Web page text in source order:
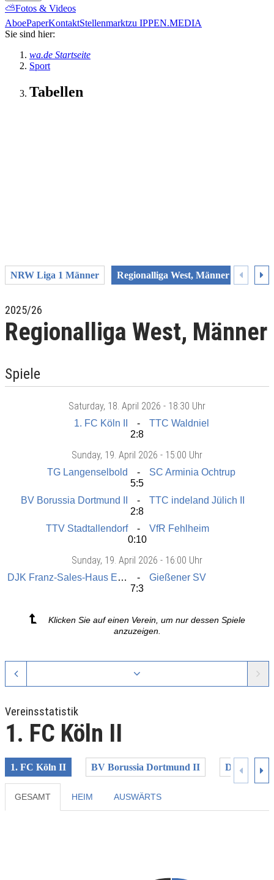
⛅Fotos & Videos
AboePaperKontaktStellenmarktzu IPPEN.MEDIA
Sie sind hier:
wa.de Startseite
Sport
Tabellen
NRW Liga 1 Männer Regionalliga West, Männer LL 1
2025/26
Regionalliga West, Männer
Spiele
Saturday, 18. April 2026 - 18:30 Uhr
1. FC Köln II
TTC Waldniel
2:8
Sunday, 19. April 2026 - 15:00 Uhr
TG Langenselbold
SC Arminia Ochtrup
5:5
BV Borussia Dortmund II
TTC indeland Jülich II
2:8
TTV Stadtallendorf
VfR Fehlheim
0:10
Sunday, 19. April 2026 - 16:00 Uhr
DJK Franz-Sales-Haus Essen
Gießener SV
7:3
Klicken Sie auf einen Verein, um nur dessen Spiele
anzuzeigen.
Vereinsstatistik
1. FC Köln II
1. FC Köln II BV Borussia Dortmund II DJK
GESAMT HEIM AUSWÄRTS